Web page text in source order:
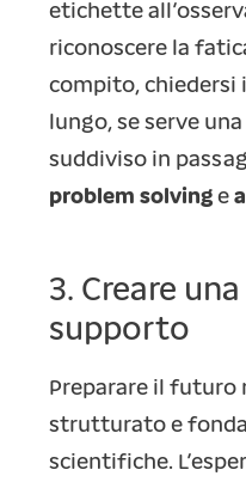
etichette
riconoscere la
compito, chiedersi
lungo, se serve
suddiviso in
problem solving e
3. Creare
supporto
Preparare il futuro
strutturato e
scientifiche.